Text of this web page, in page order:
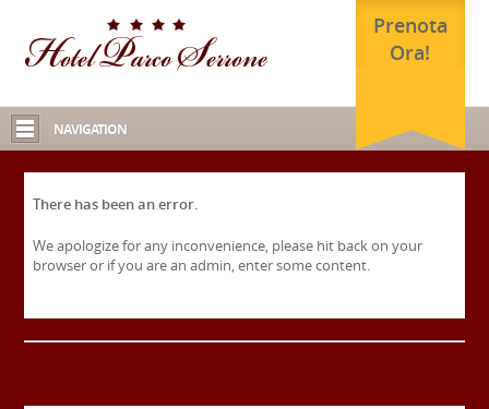
Prenota
Ora!
NAVIGATION
There has been an error.
We apologize for any inconvenience, please hit back on your
browser or if you are an admin, enter some content.